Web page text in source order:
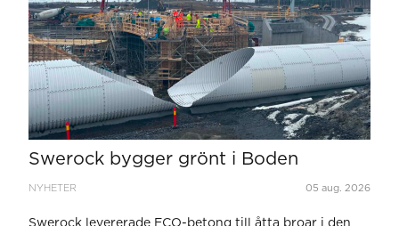
Swerock bygger grönt i Boden
NYHETER 05 aug. 2026